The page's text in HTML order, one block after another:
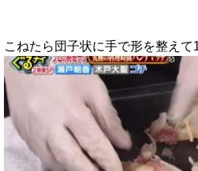
こねたら団子状に手で形を整え